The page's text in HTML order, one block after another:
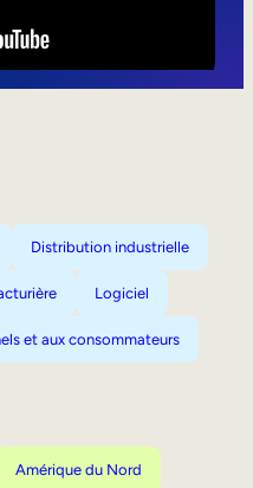
Distribution industrielle
Logiciel
et aux consommateurs
Amérique du Nord